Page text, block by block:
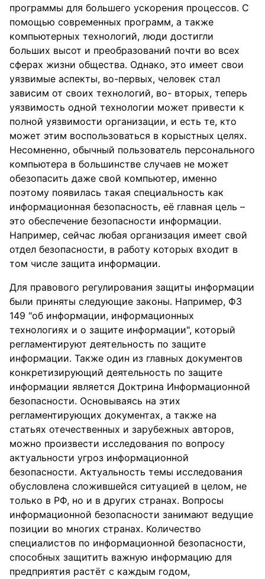
программы для большего ускорения процессов. С
помощью современных программ, а также
компьютерных технологий, люди достигли
больших высот и преобразований почти во всех
сферах жизни общества. Однако, это имеет свои
уязвимые аспекты, во-первых, человек стал
зависим от своих технологий, во- вторых, теперь
уязвимость одной технологии может привести к
полной уязвимости организации, и есть те, кто
может этим воспользоваться в корыстных целях.
Несомненно, обычный пользователь персонального
компьютера в большинстве случаев не может
обезопасить даже свой компьютер, именно
поэтому появилась такая специальность как
информационная безопасность, её главная цель –
это обеспечение безопасности информации.
Например, сейчас любая организация имеет свой
отдел безопасности, в работу которых входит в
том числе защита информации.
Для правового регулирования защиты информации
были приняты следующие законы. Например, ФЗ
149 "об информации, информационных
технологиях и о защите информации", который
регламентируют деятельность по защите
информации. Также один из главных документов
конкретизирующий деятельность по защите
информации является Доктрина Информационной
безопасности. Основываясь на этих
регламентирующих документах, а также на
статьях отечественных и зарубежных авторов,
можно произвести исследования по вопросу
актуальности угроз информационной
безопасности. Актуальность темы исследования
обусловлена сложившейся ситуацией в целом, не
только в РФ, но и в других странах. Вопросы
информационной безопасности занимают ведущие
позиции во многих странах. Количество
специалистов по информационной безопасности,
способных защитить важную информацию для
предприятия растёт с каждым годом,